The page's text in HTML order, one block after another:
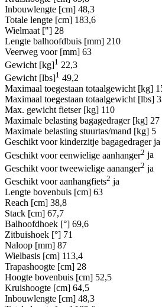
Inbouwlengte [cm] 48,3
Totale lengte [cm] 183,6
Wielmaat ["] 28
Lengte balhoofdbuis [mm] 210
Veerweg voor [mm] 63
Gewicht [kg]1 22,3
Gewicht [lbs]1 49,2
Maximaal toegestaan totaalgewicht [kg]
Maximaal toegestaan totaalgewicht [lbs]
Max. gewicht fietser [kg] 110
Maximale belasting bagagedrager [kg] 27
Maximale belasting stuurtas/mand [kg] 5
Geschikt voor kinderzitje bagagedrager ja
Geschikt voor eenwielige aanhanger2 ja
Geschikt voor tweewielige aananger2 ja
Geschikt voor aanhangfiets2 ja
Lengte bovenbuis [cm] 63
Reach [cm] 38,8
Stack [cm] 67,7
Balhoofdhoek [°] 69,6
Zitbuishoek [°] 71
Naloop [mm] 87
Wielbasis [cm] 113,4
Trapashoogte [cm] 28
Hoogte bovenbuis [cm] 52,5
Kruishoogte [cm] 64,5
Inbouwlengte [cm] 48,3